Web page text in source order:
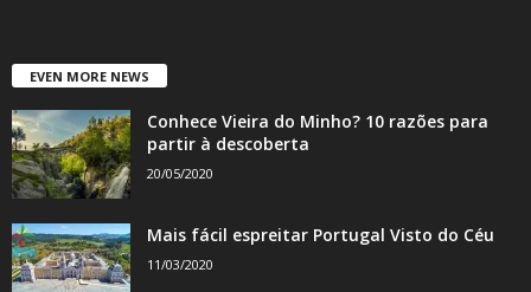
EVEN MORE NEWS
Conhece Vieira do Minho? 10 razões para
partir à descoberta
20/05/2020
Mais fácil espreitar Portugal Visto do Céu
11/03/2020